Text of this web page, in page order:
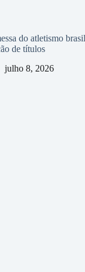
do atletismo
de títulos
julho 8, 2026